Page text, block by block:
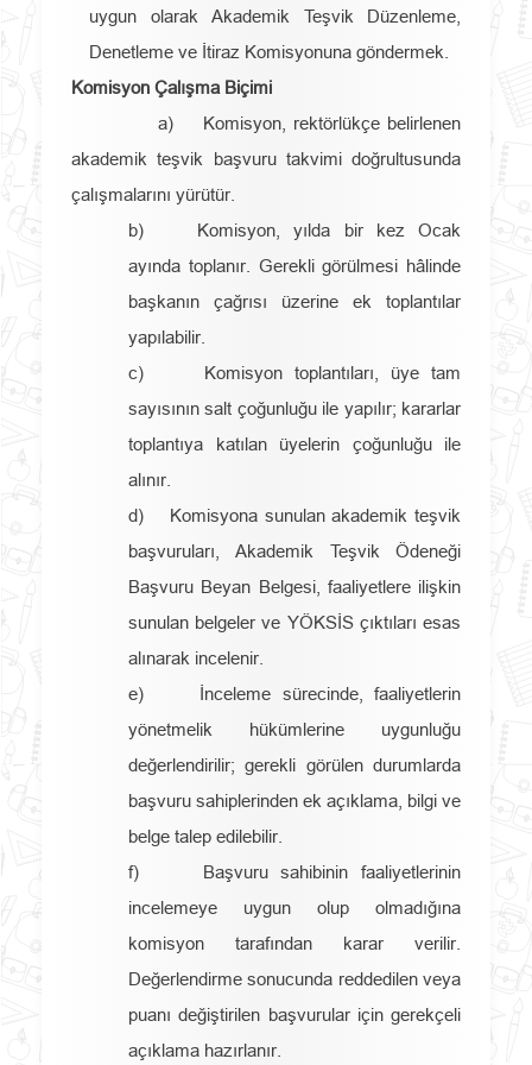
uygun olarak Akademik Teşvik Düzenleme,
Denetleme ve İtiraz Komisyonuna göndermek.
Komisyon Çalışma Biçimi
a) Komisyon, rektörlükçe belirlenen
akademik teşvik başvuru takvimi doğrultusunda
çalışmalarını yürütür.
b) Komisyon, yılda bir kez Ocak
ayında toplanır. Gerekli görülmesi hâlinde
başkanın çağrısı üzerine ek toplantılar
yapılabilir.
c) Komisyon toplantıları, üye tam
sayısının salt çoğunluğu ile yapılır; kararlar
toplantıya katılan üyelerin çoğunluğu ile
alınır.
d) Komisyona sunulan akademik teşvik
başvuruları, Akademik Teşvik Ödeneği
Başvuru Beyan Belgesi, faaliyetlere ilişkin
sunulan belgeler ve YÖKSİS çıktıları esas
alınarak incelenir.
e) İnceleme sürecinde, faaliyetlerin
yönetmelik hükümlerine uygunluğu
değerlendirilir; gerekli görülen durumlarda
başvuru sahiplerinden ek açıklama, bilgi ve
belge talep edilebilir.
f) Başvuru sahibinin faaliyetlerinin
incelemeye uygun olup olmadığına
komisyon tarafından karar verilir.
Değerlendirme sonucunda reddedilen veya
puanı değiştirilen başvurular için gerekçeli
açıklama hazırlanır.